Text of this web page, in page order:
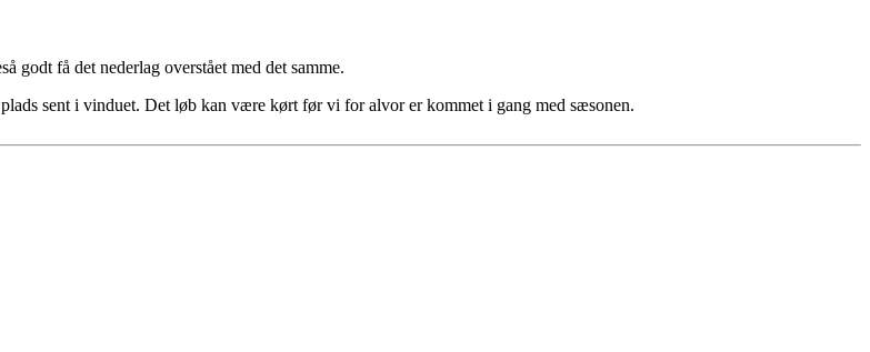
godt få det nederlag overstået med det samme.
sent i vinduet. Det løb kan være kørt før vi for alvor er kommet i gang med sæsonen.